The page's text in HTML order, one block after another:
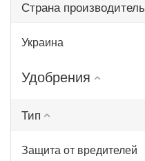
Страна производитель
Украина
Удобрения
Тип
Защита от вредителей